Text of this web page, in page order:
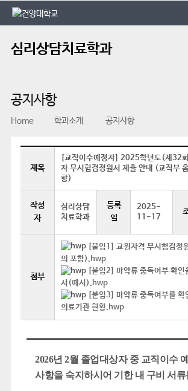
본문 바로가기
대메뉴 바로가기
심리상담치료학과
공지사항
Home 학과소개 공지사항
제목
[교직이수예정자] 2025학년도(제32
자 무시험검정원서 제출 안내 (교직부
항)
작성
자
심리상담
치료학과
등록
일
2025-
11-17
첨부
[붙임1] 교원자격 무시험검정
의 포함).hwp
[붙임2] 마약류 중독여부 확인
서(예시).hwp
[붙임3] 마약류 중독여부를 확
의료기관 현황.hwp
2026년 2월 졸업대상자 중 교직이수
사항을 숙지하시어 기한 내 구비 서